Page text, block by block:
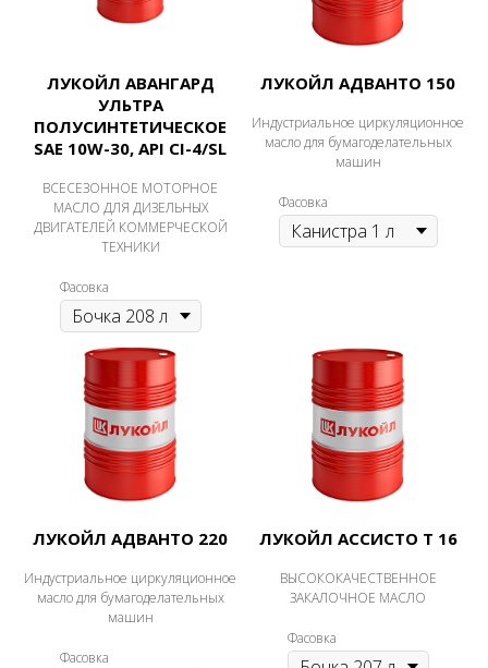
ЛУКОЙЛ АВАНГАРД
УЛЬТРА
ПОЛУСИНТЕТИЧЕСКОЕ
SAE 10W-30, API CI-4/SL
ВСЕСЕЗОННОЕ МОТОРНОЕ
МАСЛО ДЛЯ ДИЗЕЛЬНЫХ
ДВИГАТЕЛЕЙ КОММЕРЧЕСКОЙ
ТЕХНИКИ
Фасовка
ЛУКОЙЛ АДВАНТО 150
Индустриальное циркуляционное
масло для бумагоделательных
машин
Фасовка
ЛУКОЙЛ АДВАНТО 220
Индустриальное циркуляционное
масло для бумагоделательных
машин
Фасовка
ЛУКОЙЛ АССИСТО Т 16
ВЫСОКОКАЧЕСТВЕННОЕ
ЗАКАЛОЧНОЕ МАСЛО
Фасовка